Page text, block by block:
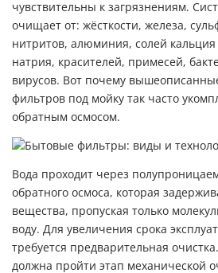
чувствительны к загрязнениям.
очищает от: жёсткости, железа,
нитритов, алюминия, солей
натрия, красителей, примесей,
вирусов. Вот почему
фильтров под мойку так часто
обратным осмосом.
Вода проходит через
обратного осмоса, которая
вещества, пропуская только
воду. Для увеличения срока
требуется предварительная
должна пройти этап механической